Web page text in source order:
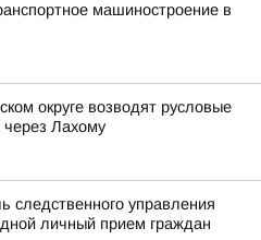
машиностроение в
округе возводят русловые
Лахому
следственного управления
личный прием граждан